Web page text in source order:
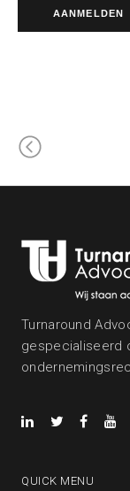
Turnaround
gespecialiseerd
QUICK MENU